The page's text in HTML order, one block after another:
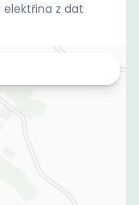
elektřina z dat